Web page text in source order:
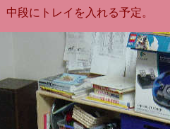
中段にトレイを入れる予定。